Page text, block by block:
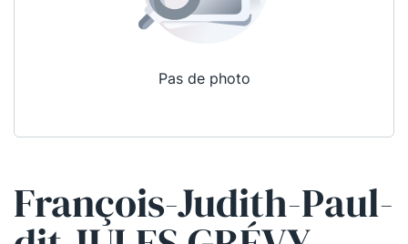
Pas de photo
François-Judith-Paul-
Qui sommes-nous ?
La Conférence